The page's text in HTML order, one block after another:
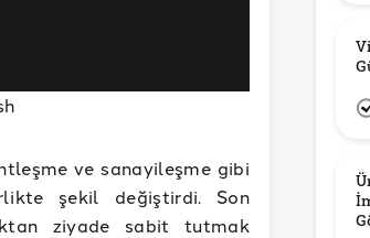
ve sanayileşme gibi
şekil değiştirdi. Son
ziyade sabit tutmak